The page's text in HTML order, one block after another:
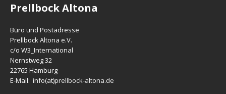
Prellbock Altona
Büro und Postadresse
Prellbock Altona e.V.
c/o W3_International
Nernstweg 32
22765 Hamburg
E-Mail: info(at)prellbock-altona.de